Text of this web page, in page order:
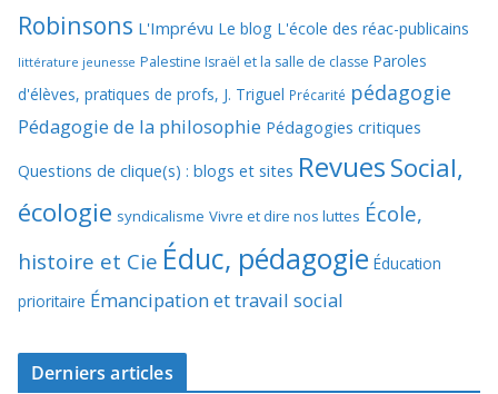
Robinsons L'Imprévu Le blog L'école des réac-publicains
littérature jeunesse Palestine Israël et la salle de classe Paroles
d'élèves, pratiques de profs, J. Triguel Précarité pédagogie
Pédagogie de la philosophie Pédagogies critiques
Questions de clique(s) : blogs et sites RevuesSocial,
écologie syndicalisme Vivre et dire nos luttes École,
histoire et Cie Éduc, pédagogie Éducation
prioritaire Émancipation et travail social
Derniers articles